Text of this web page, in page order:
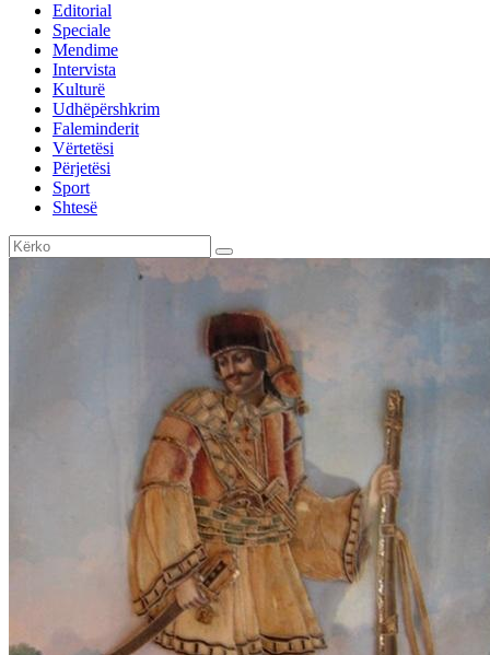
Editorial
Speciale
Mendime
Intervista
Kulturë
Udhëpërshkrim
Faleminderit
Vërtetësi
Përjetësi
Sport
Shtesë